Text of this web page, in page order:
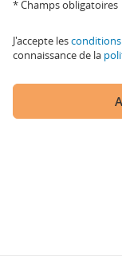
* Champs obligatoires
J'accepte les
connaissance de la